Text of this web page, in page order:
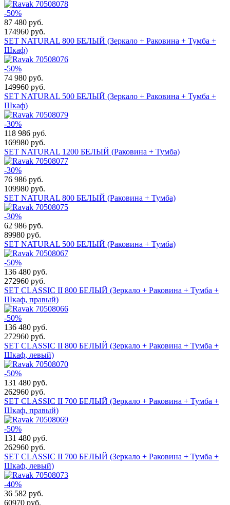
-50%
87 480 руб.
174960 руб.
SET NATURAL 800 БЕЛЫЙ (Зеркало + Раковина + Тумба +
Шкаф)
-50%
74 980 руб.
149960 руб.
SET NATURAL 500 БЕЛЫЙ (Зеркало + Раковина + Тумба +
Шкаф)
-30%
118 986 руб.
169980 руб.
SET NATURAL 1200 БЕЛЫЙ (Раковина + Тумба)
-30%
76 986 руб.
109980 руб.
SET NATURAL 800 БЕЛЫЙ (Раковина + Тумба)
-30%
62 986 руб.
89980 руб.
SET NATURAL 500 БЕЛЫЙ (Раковина + Тумба)
-50%
136 480 руб.
272960 руб.
SET CLASSIC II 800 БЕЛЫЙ (Зеркало + Раковина + Тумба +
Шкаф, правый)
-50%
136 480 руб.
272960 руб.
SET CLASSIC II 800 БЕЛЫЙ (Зеркало + Раковина + Тумба +
Шкаф, левый)
-50%
131 480 руб.
262960 руб.
SET CLASSIC II 700 БЕЛЫЙ (Зеркало + Раковина + Тумба +
Шкаф, правый)
-50%
131 480 руб.
262960 руб.
SET CLASSIC II 700 БЕЛЫЙ (Зеркало + Раковина + Тумба +
Шкаф, левый)
-40%
36 582 руб.
60970 руб.